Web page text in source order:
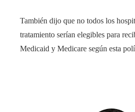
También dijo que no todos los
tratamiento serían elegibles para
Medicaid y Medicare según esta